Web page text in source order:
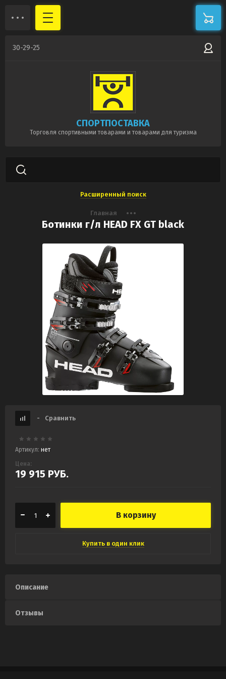
30-29-25
СПОРТПОСТАВКА
Торговля спортивными товарами и товарами для туризма
Расширенный поиск
Главная
Ботинки г/л HEAD FX GT black
- Сравнить
Артикул: нет
Цена:
19 915 РУБ.
В корзину
Купить в один клик
Описание
Отзывы